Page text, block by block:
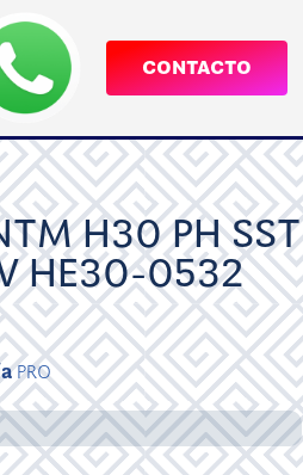
CONTACTO
H30 PH SST
HE30-0532
PRO